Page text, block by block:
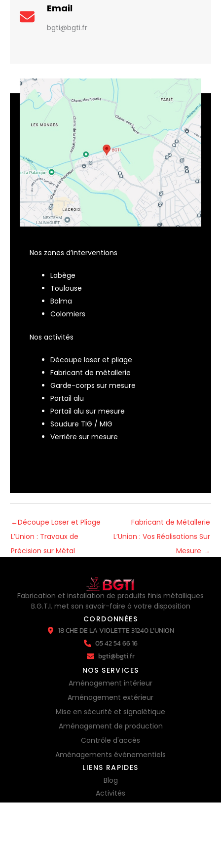
Email
bgti@bgti.fr
Nos zones d’interventions
Labège
Toulouse
Balma
Colomiers
Nos activités
Découpe laser et pliage
Fabricant de métallerie
Garde-corps sur mesure
Portail alu
Portail alu sur mesure
Soudure TIG / MIG
Verrière sur mesure
←Découpe Laser et Pliage
L’Union : Travaux de
Précision sur Métal
Fabricant de Métallerie
L’Union : Vos Réalisations Sur
Mesure →
Fabrication et installation de produits finis métalliques
B.G.T.I. met son savoir-faire à votre disposition
CORDONNÉES
18 CHE DE LA VIOLETTE 31240 L'UNION
05 42 54 66 16
bgti@bgti.fr
NOS SERVICES
Aménagement intérieur
Aménagement extérieur
Mise en sécurité et signalétique
Aménagement de production
Contrôle d'accès
Aménagements événementiels
LIENS RAPIDES
Blog
Activités